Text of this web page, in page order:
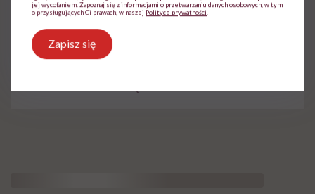
i
Treści zawarte w serwisie mają wyłącznie
charakter informacyjny i nie stanowią porady
lekarskiej. Pamiętaj, że w przypadku
jej wycofaniem. Zapoznaj się z informacjami o przetwarzaniu danych osobowych, w tym
o przysługujących Ci prawach, w naszej Polityce prywatności
Zapisz się